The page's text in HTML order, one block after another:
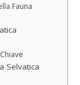
Fauna
Selvatica